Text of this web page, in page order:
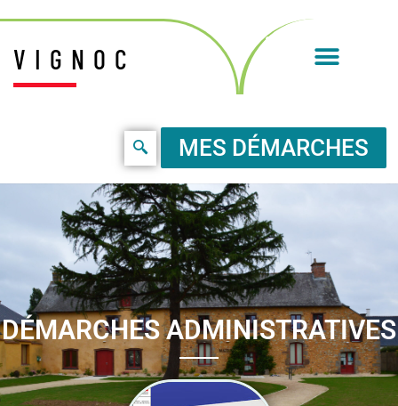
VIGNOC
MES DÉMARCHES
DÉMARCHES ADMINISTRATIVES